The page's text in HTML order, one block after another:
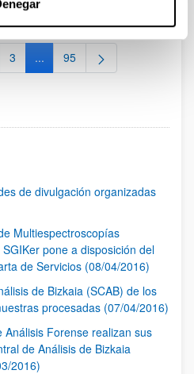
Página
3 ...Páginas intermedias Use TAB
Página
95
de divulgación organizadas
Multiespectroscopías
pone a disposición del
de Servicios (08/04/2016)
de Bizkaia (SCAB) de los
procesadas (07/04/2016)
Forense realizan sus
de Análisis de Bizkaia
2016)